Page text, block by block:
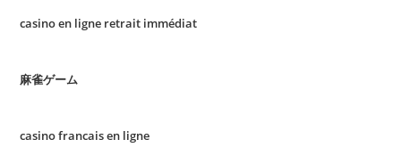
casino en ligne retrait immédiat
麻雀ゲーム
casino francais en ligne